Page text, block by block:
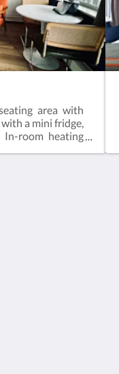
area with
a mini fridge,
In-room heating